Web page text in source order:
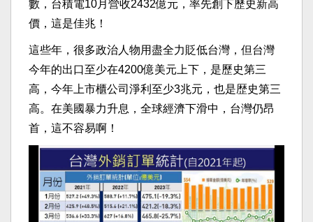
數，台積電10月營收2432億元，率先創下歷史新高
價，這是佳兆！
這些年，很多政治人物用盡全力貶低台灣，但台灣
今年的出口至少在4200億美元上下，是歷史第三
高，今年上市櫃公司淨利至少3兆元，也是歴史第三
高。在美國暴力升息，全球經濟下滑中，台灣仍昂
首，這不容易啊！